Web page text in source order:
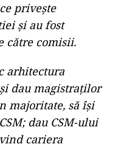
privește
și au fost
către comisii.
arhitectura
dau magistraților
majoritate, să își
dau CSM-ului
cariera